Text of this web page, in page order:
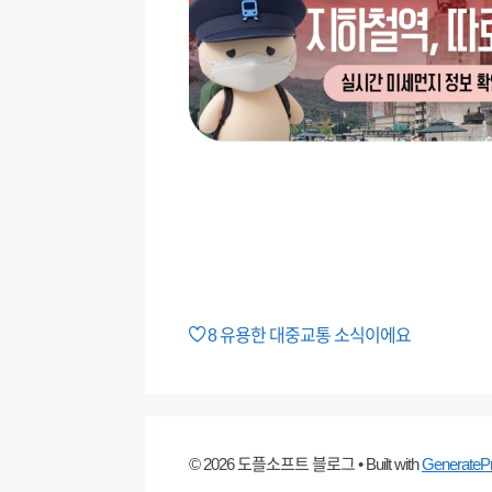
8유용한 대중교통 소식이에요
© 2026 도플소프트 블로그• Built with